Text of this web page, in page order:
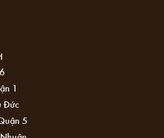
1
Đức
5